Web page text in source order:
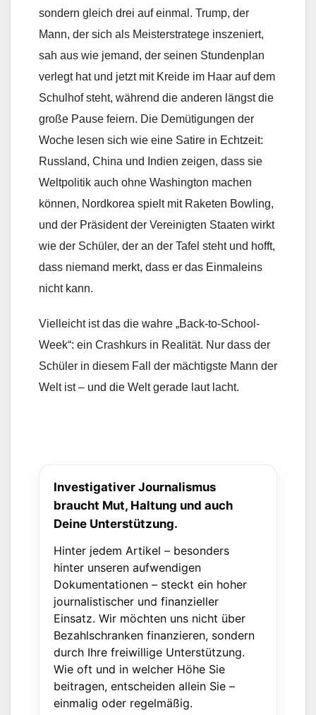
sondern gleich drei auf einmal. Trump, der
Mann, der sich als Meisterstratege inszeniert,
sah aus wie jemand, der seinen Stundenplan
verlegt hat und jetzt mit Kreide im Haar auf dem
Schulhof steht, während die anderen längst die
große Pause feiern. Die Demütigungen der
Woche lesen sich wie eine Satire in Echtzeit:
Russland, China und Indien zeigen, dass sie
Weltpolitik auch ohne Washington machen
können, Nordkorea spielt mit Raketen Bowling,
und der Präsident der Vereinigten Staaten wirkt
wie der Schüler, der an der Tafel steht und hofft,
dass niemand merkt, dass er das Einmaleins
nicht kann.
Vielleicht ist das die wahre „Back-to-School-
Week“: ein Crashkurs in Realität. Nur dass der
Schüler in diesem Fall der mächtigste Mann der
Welt ist – und die Welt gerade laut lacht.
Investigativer Journalismus
braucht Mut, Haltung und auch
Deine Unterstützung.
Hinter jedem Artikel – besonders
hinter unseren aufwendigen
Dokumentationen – steckt ein hoher
journalistischer und finanzieller
Einsatz. Wir möchten uns nicht über
Bezahlschranken finanzieren, sondern
durch Ihre freiwillige Unterstützung.
Wie oft und in welcher Höhe Sie
beitragen, entscheiden allein Sie –
einmalig oder regelmäßig.